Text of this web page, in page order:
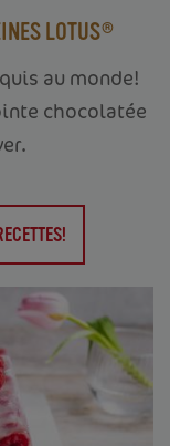
LOTUS®
au monde!
chocolatée